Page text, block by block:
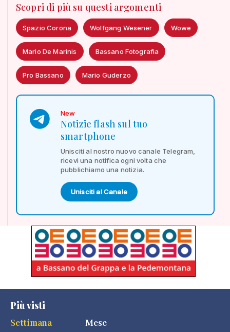
Scopri di più su questi argomenti
Spazio Corona Wolfgang Wesener Wowe
Mario De Marinis Bassano Fotografia
Pro Bassano Mario Guderzo
New
Notizie flash sul tuo
smartphone
Unisciti al nostro nuovo canale Telegram,
ricevi una notifica ogni volta che
pubblichiamo una notizia.
Unisciti al Canale
Più visti
Settimana
Mese